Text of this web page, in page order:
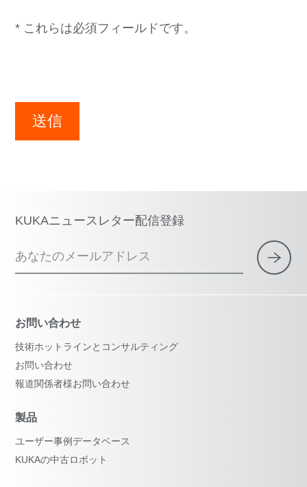
* これらは必須フィールドです。
送信
KUKAニュースレター配信登録
あなたのメールアドレス
お問い合わせ
技術ホットラインとコンサルティング
お問い合わせ
報道関係者様お問い合わせ
製品
ユーザー事例データベース
KUKAの中古ロボット